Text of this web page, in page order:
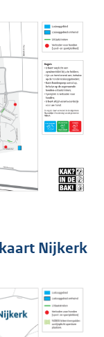
Nijkerk